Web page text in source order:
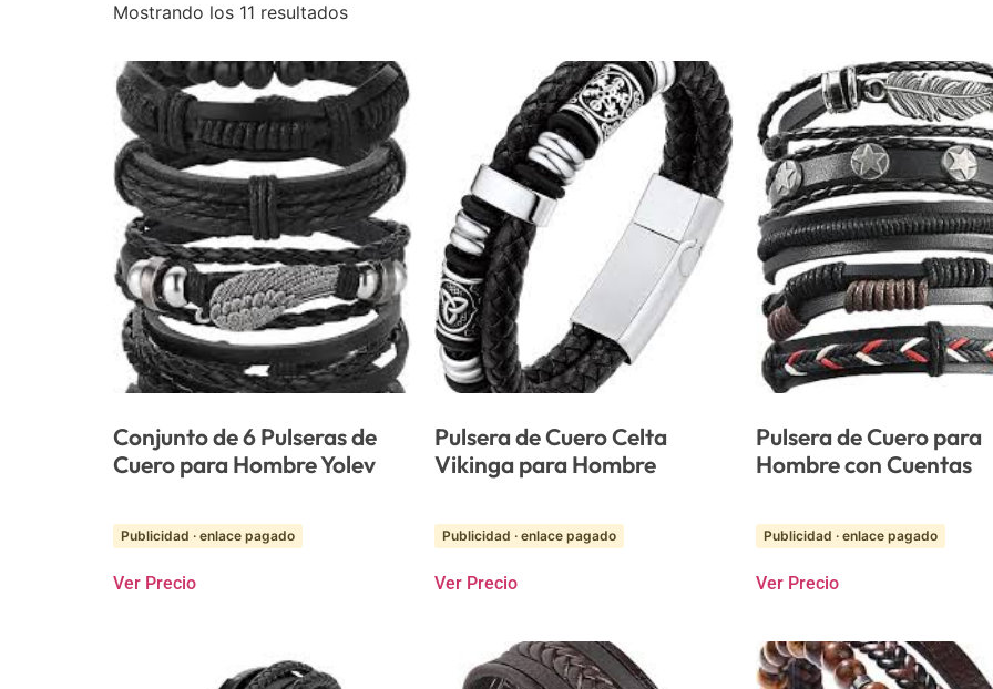
Mostrando los 11 resultados
Conjunto de 6 Pulseras de
Cuero para Hombre Yolev
Publicidad · enlace pagado
Ver Precio
Pulsera de Cuero Celta
Vikinga para Hombre
Publicidad · enlace pagado
Ver Precio
Pulsera de Cuero para
Hombre con Cuentas
Publicidad · enlace pagado
Ver Precio